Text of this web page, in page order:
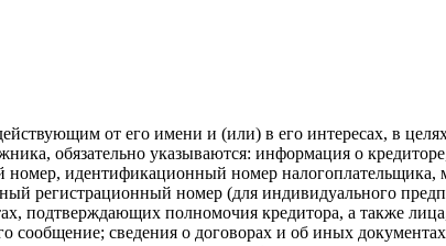
от его имени и (или) в его интересах, в
обязательно указываются: информация о
номер, идентификационный номер
регистрационный номер (для индивидуального
подтверждающих полномочия кредитора, а также
сведения о договорах и об иных